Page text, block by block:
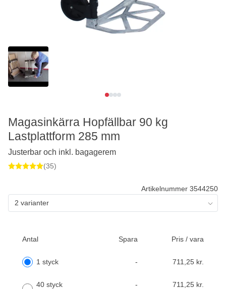
Artikelnummer 3544250
2 varianter
Antal Spara Pris / vara
1 styck - 711,25 kr.
40 styck - 711,25 kr.
Magasinkärra Hopfällbar 90 kg
Lastplattform 285 mm
Justerbar och inkl. bagagerem
(35)